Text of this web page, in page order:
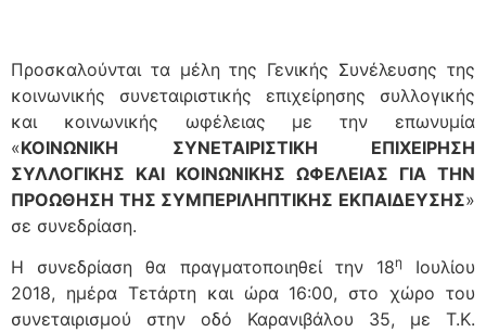
Προσκαλούνται τα μέλη της Γενικής Συνέλευσης της
κοινωνικής συνεταιριστικής επιχείρησης συλλογικής
και κοινωνικής ωφέλειας με την επωνυμία
«ΚΟΙΝΩΝΙΚΗ ΣΥΝΕΤΑΙΡΙΣΤΙΚΗ ΕΠΙΧΕΙΡΗΣΗ
ΣΥΛΛΟΓΙΚΗΣ ΚΑΙ ΚΟΙΝΩΝΙΚΗΣ ΩΦΕΛΕΙΑΣ ΓΙΑ ΤΗΝ
ΠΡΟΩΘΗΣΗ TΗΣ ΣΥΜΠΕΡΙΛΗΠΤΙΚΗΣ ΕΚΠΑΙΔΕΥΣΗΣ»
σε συνεδρίαση.
Η συνεδρίαση θα πραγματοποιηθεί την 18η
Ιουλίου
2018, ημέρα Τετάρτη και ώρα 16:00, στο χώρο του
συνεταιρισμού στην οδό Καρανιβάλου 35, με Τ.Κ.